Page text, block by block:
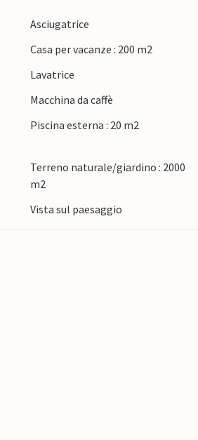
famose terme di Stubike
a piedi o in bicicletta,
e nelle cantine locali.
di Veliki Tabor.
Asciugatrice
Casa per vacanze : 200 m2
Lavatrice
Macchina da caffè
Piscina esterna : 20 m2
Terreno naturale/giardino : 2000
m2
Vista sul paesaggio